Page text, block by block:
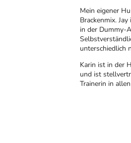
Mein eigener
Brackenmix.
in der Dummy-
unterschiedlich
Karin ist in der
und ist
Trainerin in